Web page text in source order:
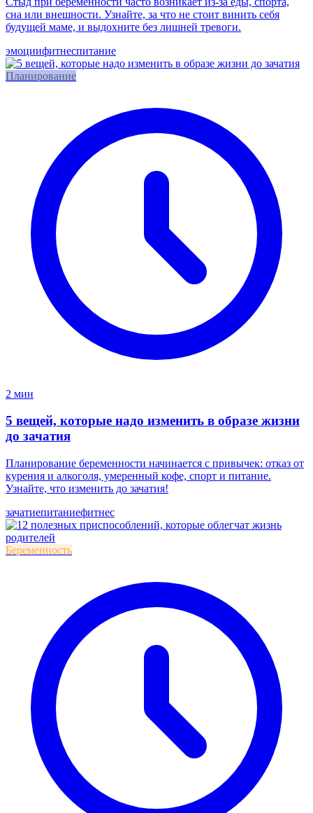
сна или внешности. Узнайте, за что не стоит винить себя
будущей маме, и выдохните без лишней тревоги.
эмоциифитнеспитание
Планирование
2 мин
5 вещей, которые надо изменить в образе жизни
до зачатия
Планирование беременности начинается с привычек: отказ от
курения и алкоголя, умеренный кофе, спорт и питание.
Узнайте, что изменить до зачатия!
зачатиепитаниефитнес
Беременность